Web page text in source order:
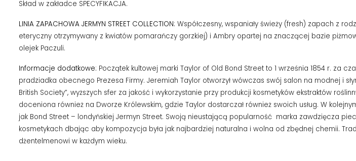
Skład w zakładce SPECYFIKACJA.
LINIA ZAPACHOWA JERMYN STREET COLLECTION: Współczesny, wspaniały świeży (fresh) zapach z
eteryczny otrzymywany z kwiatów pomarańczy gorzkiej) i Ambry opartej na znaczącej bazie
olejek Paczuli.
Informacje dodatkowe: Początek kultowej marki Taylor of Old Bond Street to 1 września 1854 r. za
pradziadka obecnego Prezesa Firmy. Jeremiah Taylor otworzył wówczas swój salon na modnej i
British Society”, wyższych sfer za jakość i wykorzystanie przy produkcji kosmetyków ekstraktów
doceniona również na Dworze Królewskim, gdzie Taylor dostarczał również swoich usług. W
jak Bond Street – londyńskiej Jermyn Street. Swoją nieustającą popularność marka zawdzięcza
kosmetykach dbając aby kompozycja była jak najbardziej naturalna i wolna od zbędnej chemii.
dżentelmenowi w każdym wieku.